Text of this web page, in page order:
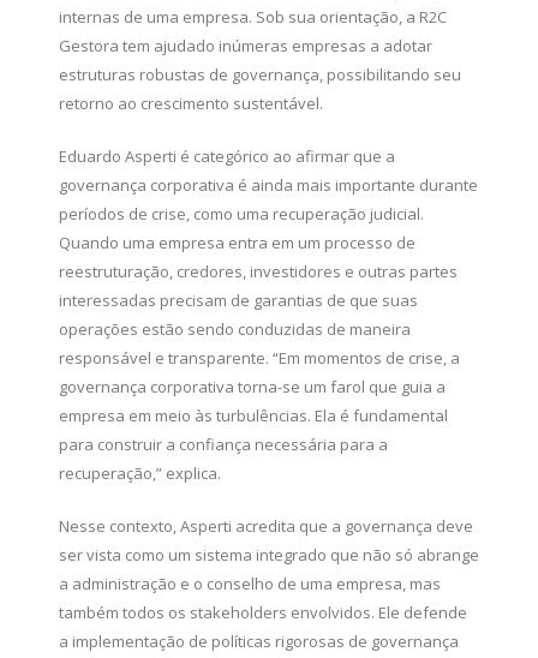
internas de uma empresa. Sob sua orientação, a R2C
Gestora tem ajudado inúmeras empresas a adotar
estruturas robustas de governança, possibilitando seu
retorno ao crescimento sustentável.
Eduardo Asperti é categórico ao afirmar que a
governança corporativa é ainda mais importante durante
períodos de crise, como uma recuperação judicial.
Quando uma empresa entra em um processo de
reestruturação, credores, investidores e outras partes
interessadas precisam de garantias de que suas
operações estão sendo conduzidas de maneira
responsável e transparente. “Em momentos de crise, a
governança corporativa torna-se um farol que guia a
empresa em meio às turbulências. Ela é fundamental
para construir a confiança necessária para a
recuperação,” explica.
Nesse contexto, Asperti acredita que a governança deve
ser vista como um sistema integrado que não só abrange
a administração e o conselho de uma empresa, mas
também todos os stakeholders envolvidos. Ele defende
a implementação de políticas rigorosas de governança